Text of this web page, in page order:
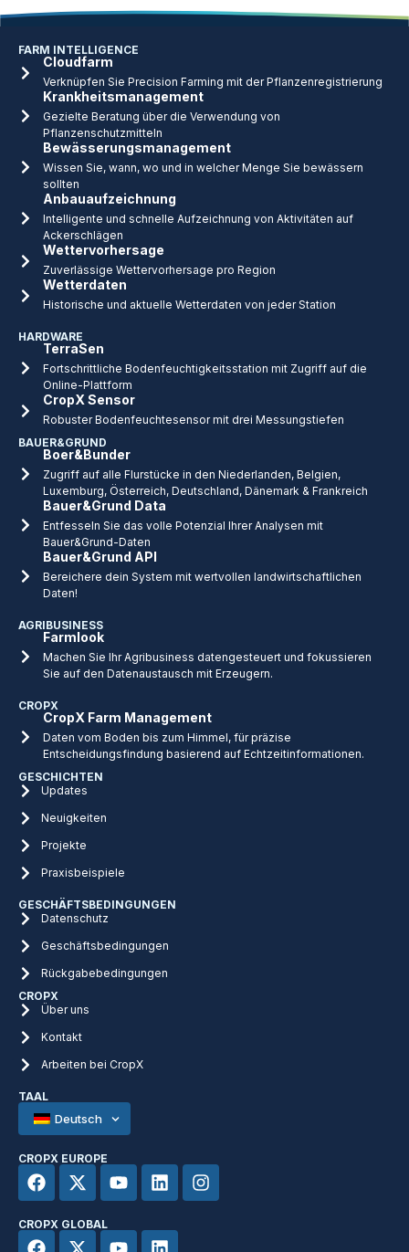
FARM INTELLIGENCE
Cloudfarm
Verknüpfen Sie Precision Farming mit der Pflanzenregistrierung
Krankheitsmanagement
Gezielte Beratung über die Verwendung von
Pflanzenschutzmitteln
Bewässerungsmanagement
Wissen Sie, wann, wo und in welcher Menge Sie bewässern
sollten
Anbauaufzeichnung
Intelligente und schnelle Aufzeichnung von Aktivitäten auf
Ackerschlägen
Wettervorhersage
Zuverlässige Wettervorhersage pro Region
Wetterdaten
Historische und aktuelle Wetterdaten von jeder Station
HARDWARE
TerraSen
Fortschrittliche Bodenfeuchtigkeitsstation mit Zugriff auf die
Online-Plattform
CropX Sensor
Robuster Bodenfeuchtesensor mit drei Messungstiefen
BAUER&GRUND
Boer&Bunder
Zugriff auf alle Flurstücke in den Niederlanden, Belgien,
Luxemburg, Österreich, Deutschland, Dänemark & Frankreich
Bauer&Grund Data
Entfesseln Sie das volle Potenzial Ihrer Analysen mit
Bauer&Grund-Daten
Bauer&Grund API
Bereichere dein System mit wertvollen landwirtschaftlichen
Daten!
AGRIBUSINESS
Farmlook
Machen Sie Ihr Agribusiness datengesteuert und fokussieren
Sie auf den Datenaustausch mit Erzeugern.
CROPX
CropX Farm Management
Daten vom Boden bis zum Himmel, für präzise
Entscheidungsfindung basierend auf Echtzeitinformationen.
GESCHICHTEN
Updates
Neuigkeiten
Projekte
Praxisbeispiele
GESCHÄFTSBEDINGUNGEN
Datenschutz
Geschäftsbedingungen
Rückgabebedingungen
CROPX
Über uns
Kontakt
Arbeiten bei CropX
TAAL
Deutsch
CROPX EUROPE
CROPX GLOBAL